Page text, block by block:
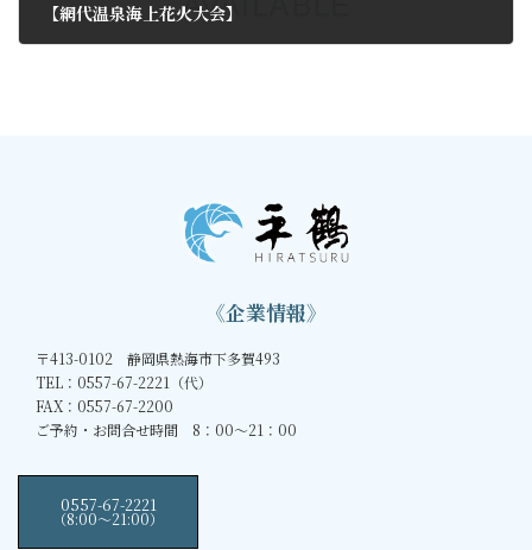
【網代温泉海上花火大会】
《企業情報》
〒413-0102 静岡県熱海市下多賀493
TEL：0557-67-2221（代）
FAX：0557-67-2200
ご予約・お問合せ時間 8：00～21：00
0557-67-2221
（8:00〜21:00）